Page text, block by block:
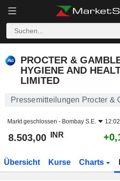
PROCTER &
HYGIENE AND
LIMITED
Pressemitteilungen Procter &
Markt geschlossen - Bombay S.E.
8.503,00 INR
Übersicht Kurse Charts